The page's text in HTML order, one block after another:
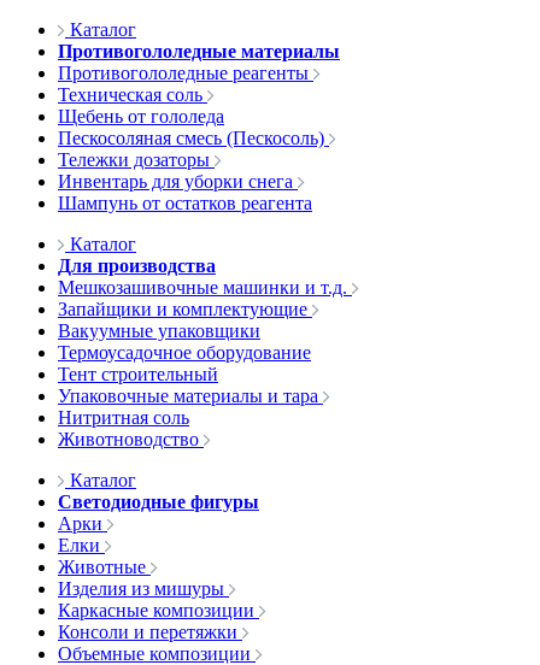
Каталог
Противогололедные материалы
Противогололедные реагенты
Техническая соль
Щебень от гололеда
Пескосоляная смесь (Пескосоль)
Тележки дозаторы
Инвентарь для уборки снега
Шампунь от остатков реагента
Каталог
Для производства
Мешкозашивочные машинки и т.д.
Запайщики и комплектующие
Вакуумные упаковщики
Термоусадочное оборудование
Тент строительный
Упаковочные материалы и тара
Нитритная соль
Животноводство
Каталог
Светодиодные фигуры
Арки
Елки
Животные
Изделия из мишуры
Каркасные композиции
Консоли и перетяжки
Объемные композиции